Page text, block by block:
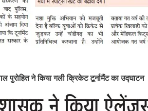
पुरोहित ने किया गली क्रिकेट टूर्नामैंट का उद्घाटन